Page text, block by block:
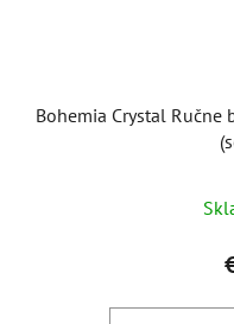
Bohemia Crystal